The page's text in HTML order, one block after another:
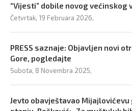
“Vijesti” dobile novog većinskog
Četvrtak, 19 Februara 2026,
PRESS saznaje: Objavljen novi
Gore, pogledajte
Subota, 8 Novembra 2025,
Jevto obavještavao